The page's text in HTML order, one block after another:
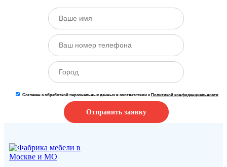
Согласен с обработкой персональных данных в соответствии с Политикой конфиденциальности
Отправить заявку